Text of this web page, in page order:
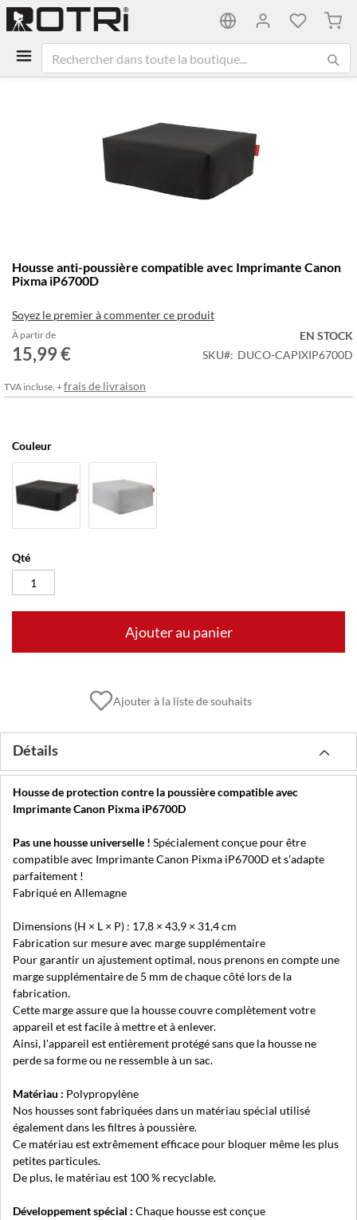
Mon
au
début
la
Galerie
d’images
Housse anti-poussière compatible avec Imprimante Canon
Pixma iP6700D
Soyez le premier à commenter ce produit
À partir de
15,99 €
EN STOCK
SKU
DUCO-CAPIXIP6700D
TVA incluse, +frais de livraison
Couleur
Qté
Ajouter au panier
Ajouter à la liste de souhaits
Détails
Housse de protection contre la poussière compatible avec
Imprimante Canon Pixma iP6700D
Pas une housse universelle ! Spécialement conçue pour être
compatible avec Imprimante Canon Pixma iP6700D et s'adapte
parfaitement !
Fabriqué en Allemagne
Dimensions (H × L × P) : 17,8 × 43,9 × 31,4 cm
Fabrication sur mesure avec marge supplémentaire
Pour garantir un ajustement optimal, nous prenons en compte une
marge supplémentaire de 5 mm de chaque côté lors de la
fabrication.
Cette marge assure que la housse couvre complètement votre
appareil et est facile à mettre et à enlever.
Ainsi, l'appareil est entièrement protégé sans que la housse ne
perde sa forme ou ne ressemble à un sac.
Matériau : Polypropylène
Nos housses sont fabriquées dans un matériau spécial utilisé
également dans les filtres à poussière.
Ce matériau est extrêmement efficace pour bloquer même les plus
petites particules.
De plus, le matériau est 100 % recyclable.
Développement spécial : Chaque housse est conçue